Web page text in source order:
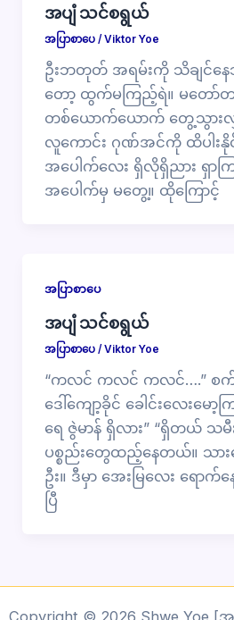
အပျံ သင်စရွယ်
အပြာစာပေ/Viktor Yoe
ဦးဘတုတ် အရမ်းကို သိချင်န
တော့ ထွက်မကြည့်ရဲ။ မတော်
တစ်ယောက်ယောက် တွေ့သွား
လူကောင်း ဂုဏ်အင်ကို ထိပါးနို
အပေါက်လေး ရှိလိုရှိညား ရှာ
အပေါက်မှ မတွေ့။ ထိုကြောင့်
အပြာစာပေ
အပျံ သင်စရွယ်
အပြာစာပေ/Viktor Yoe
“ကလင် ကလင် ကလင်….” စ
ဒေါ်ကျော့ခိုင် ခေါင်းလေးမ
ရေ ဇွဲမာန် ရှိလား” “ရှိတယ် သမီ
ပစ္စည်းတွေထည့်နေတယ်။ သာ
ဦး။ ဒီမှာ အေးမြလေး ရော
ပြီ
Copyright © 2026 Shwe Yoe [အ